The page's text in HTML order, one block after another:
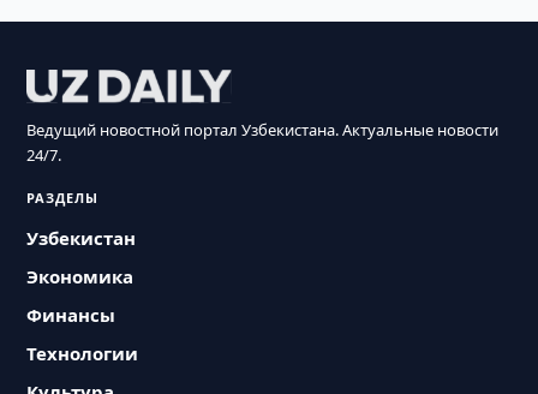
Ведущий новостной портал Узбекистана. Актуальные новости
24/7.
РАЗДЕЛЫ
Узбекистан
Экономика
Финансы
Технологии